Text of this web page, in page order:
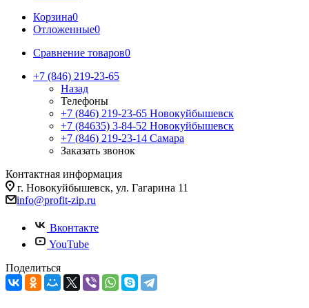
Корзина0
Отложенные0
Сравнение товаров0
+7 (846) 219-23-65
Назад
Телефоны
+7 (846) 219-23-65 Новокуйбышевск
+7 (84635) 3-84-52 Новокуйбышевск
+7 (846) 219-23-14 Самара
Заказать звонок
Контактная информация
г. Новокуйбышевск, ул. Гагарина 11
info@profit-zip.ru
Вконтакте
YouTube
Поделиться